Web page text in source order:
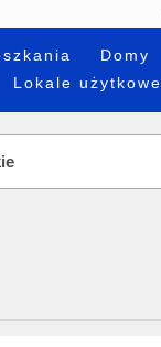
Domy
Lokale użytkowe